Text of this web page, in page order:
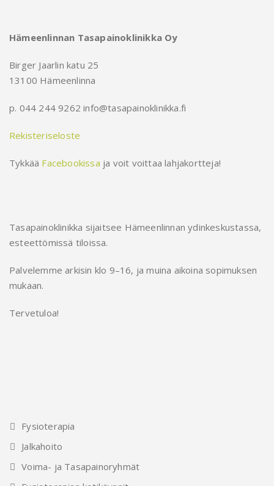
Hämeenlinnan Tasapainoklinikka Oy
Birger Jaarlin katu 25
13100 Hämeenlinna
p. 044 244 9262 info@tasapainoklinikka.fi
Rekisteriseloste
Tykkää Facebookissa ja voit voittaa lahjakortteja!
Tasapainoklinikka sijaitsee Hämeenlinnan ydinkeskustassa,
esteettömissä tiloissa.
Palvelemme arkisin klo 9–16, ja muina aikoina sopimuksen
mukaan.
Tervetuloa!
Fysioterapia
Jalkahoito
Voima- ja Tasapainoryhmät